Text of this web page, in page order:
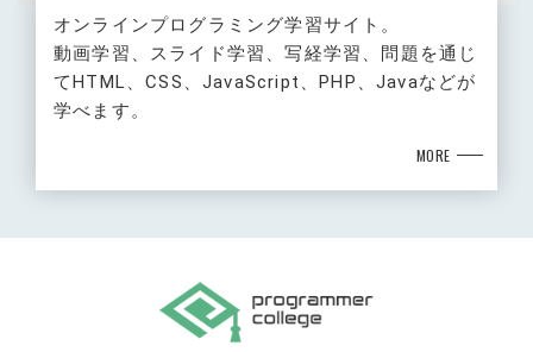
オンラインプログラミング学習サイト。
動画学習、スライド学習、写経学習、問題を通じ
てHTML、CSS、JavaScript、PHP、Javaなどが
学べます。
MORE